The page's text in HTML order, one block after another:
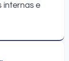
internas e